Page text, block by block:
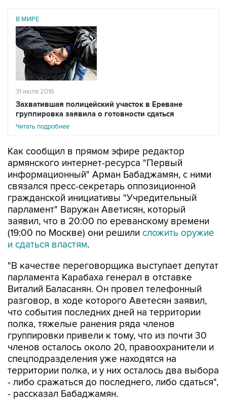
В МИРЕ
31 июля 2016
Захватившая полицейский участок в Ереване
группировка заявила о готовности сдаться
Читать подробнее
Как сообщил в прямом эфире редактор
армянского интернет-ресурса "Первый
информационный" Арман Бабаджамян, с ними
связался пресс-секретарь оппозиционной
гражданской инициативы "Учредительный
парламент" Варужан Аветисян, который
заявил, что в 20:00 по ереванскому времени
(19:00 по Москве) они решили сложить оружие
и сдаться властям.
"В качестве переговорщика выступает депутат
парламента Карабаха генерал в отставке
Виталий Баласанян. Он провел телефонный
разговор, в ходе которого Аветесян заявил,
что события последних дней на территории
полка, тяжелые ранения ряда членов
группировки привели к тому, что из почти 30
членов осталось около 20, правоохранители и
спецподразделения уже находятся на
территории полка, и у них осталось два выбора
- либо сражаться до последнего, либо сдаться",
- рассказал Бабаджамян.